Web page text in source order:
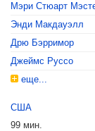
Мэри Стюарт
Энди Макдауэлл
Дрю Бэрримор
Джеймс Руссо
еще...
США
99 мин.